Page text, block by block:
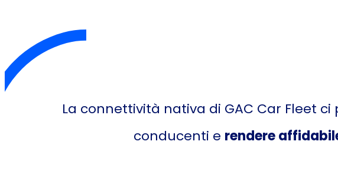
La connettività nativa di GAC Car Fleet
conducenti e rendere